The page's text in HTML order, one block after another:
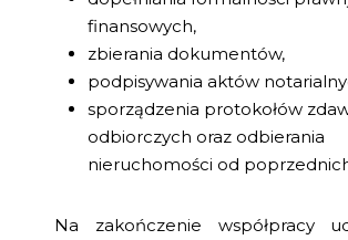
finansowych,
zbierania dokumentów,
podpisywania aktów
sporządzenia protokołów
odbiorczych oraz odbierania
nieruchomości od poprzednich
Na zakończenie współpracy